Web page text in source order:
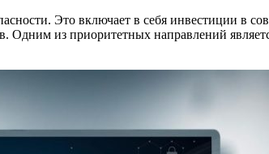
Это включает в себя инвестиции в
из приоритетных направлений